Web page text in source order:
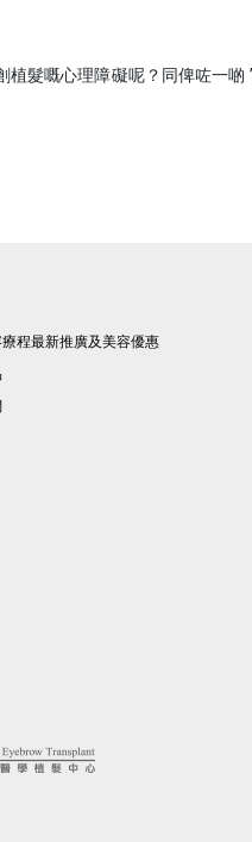
髮嘅心理障礙呢？同俾咗一啲
程最新推廣及美容優惠